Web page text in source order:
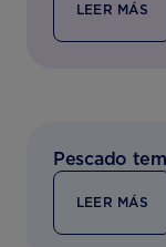
LEER MÁS
Pescado
LEER MÁS